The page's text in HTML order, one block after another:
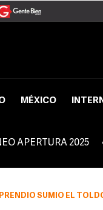
MÉXICO
APERTURA 2025
SUMIÓ EL TOLDO DEL